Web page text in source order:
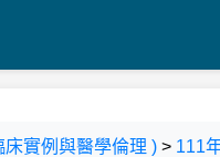
實例與醫學倫理 ) > 111